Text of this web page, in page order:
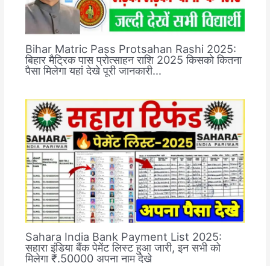
Bihar Matric Pass Protsahan Rashi 2025:
बिहार मैट्रिक पास प्रोत्साहन राशि 2025 किसको कितना
पैसा मिलेगा यहां देखे पूरी जानकारी…
Sahara India Bank Payment List 2025:
सहारा इंडिया बैंक पेमेंट लिस्ट हुआ जारी, इन सभी को
मिलेगा ₹.50000 अपना नाम देखे